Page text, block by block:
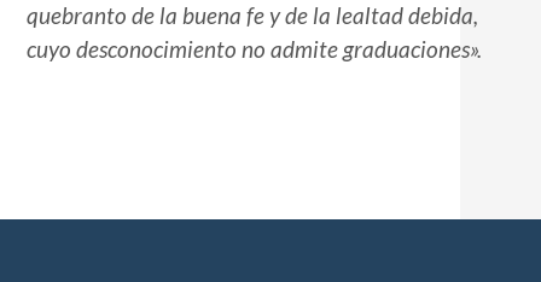
quebranto de la buena fe y de la lealtad debida,
cuyo desconocimiento no admite graduaciones».